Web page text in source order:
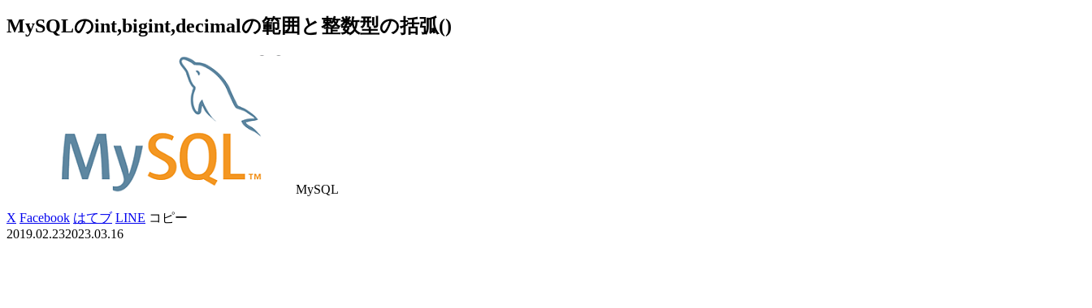
MySQLのint,bigint,decimalの範囲と整数型の括弧()
MySQL
X Facebook はてブ LINE コピー
2019.02.232023.03.16